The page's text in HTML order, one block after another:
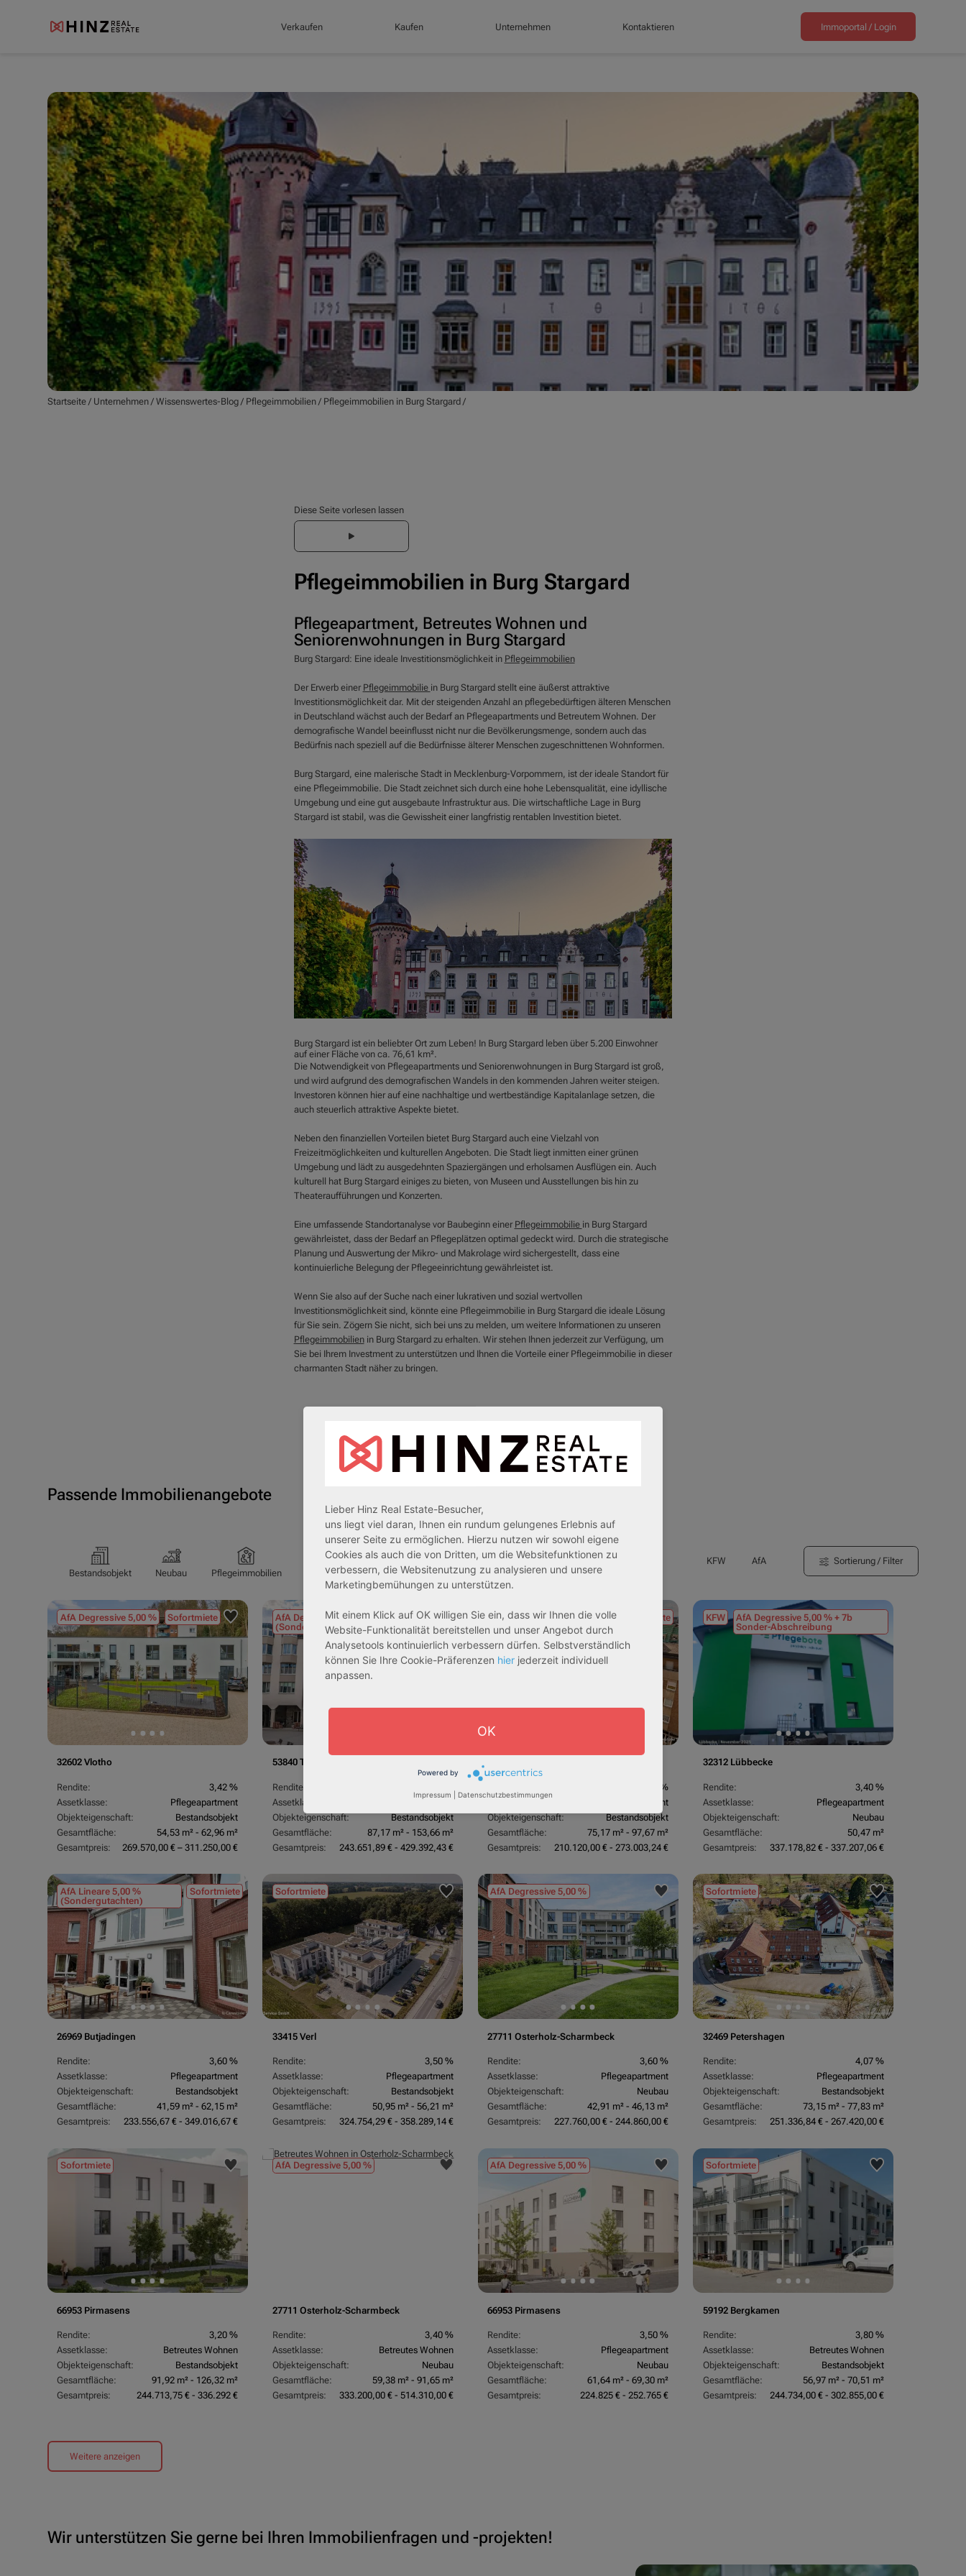
Verkaufen Kaufen Unternehmen Kontaktieren Immoportal / Login
Startseite / Unternehmen /Wissenswertes-Blog / Pflegeimmobilien / Pflegeimmobilien in Burg Stargard /
Diese Seite vorlesen lassen
Pflegeimmobilien in Burg Stargard
Pflegeapartment, Betreutes Wohnen und
Seniorenwohnungen in Burg Stargard
Burg Stargard: Eine ideale Investitionsmöglichkeit in Pflegeimmobilien
Der Erwerb einer Pflegeimmobilie in Burg Stargard stellt eine äußerst attraktive
Investitionsmöglichkeit dar. Mit der steigenden Anzahl an pflegebedürftigen älteren Menschen
in Deutschland wächst auch der Bedarf an Pflegeapartments und Betreutem Wohnen. Der
demografische Wandel beeinflusst nicht nur die Bevölkerungsmenge, sondern auch das
Bedürfnis nach speziell auf die Bedürfnisse älterer Menschen zugeschnittenen Wohnformen.
Burg Stargard, eine malerische Stadt in Mecklenburg-Vorpommern, ist der ideale Standort für
eine Pflegeimmobilie. Die Stadt zeichnet sich durch eine hohe Lebensqualität, eine idyllische
Umgebung und eine gut ausgebaute Infrastruktur aus. Die wirtschaftliche Lage in Burg
Stargard ist stabil, was die Gewissheit einer langfristig rentablen Investition bietet.
Burg Stargard ist ein beliebter Ort zum Leben! In Burg Stargard leben über 5.200 Einwohner
auf einer Fläche von ca. 76,61 km².
Die Notwendigkeit von Pflegeapartments und Seniorenwohnungen in Burg Stargard ist groß,
und wird aufgrund des demografischen Wandels in den kommenden Jahren weiter steigen.
Investoren können hier auf eine nachhaltige und wertbeständige Kapitalanlage setzen, die
auch steuerlich attraktive Aspekte bietet.
Neben den finanziellen Vorteilen bietet Burg Stargard auch eine Vielzahl von
Freizeitmöglichkeiten und kulturellen Angeboten. Die Stadt liegt inmitten einer grünen
Umgebung und lädt zu ausgedehnten Spaziergängen und erholsamen Ausflügen ein. Auch
kulturell hat Burg Stargard einiges zu bieten, von Museen und Ausstellungen bis hin zu
Theateraufführungen und Konzerten.
Eine umfassende Standortanalyse vor Baubeginn einer Pflegeimmobilie in Burg Stargard
gewährleistet, dass der Bedarf an Pflegeplätzen optimal gedeckt wird. Durch die strategische
Planung und Auswertung der Mikro- und Makrolage wird sichergestellt, dass eine
kontinuierliche Belegung der Pflegeeinrichtung gewährleistet ist.
Wenn Sie also auf der Suche nach einer lukrativen und sozial wertvollen
Investitionsmöglichkeit sind, könnte eine Pflegeimmobilie in Burg Stargard die ideale Lösung
für Sie sein. Zögern Sie nicht, sich bei uns zu melden, um weitere Informationen zu unseren
Pflegeimmobilienin Burg Stargard zu erhalten. Wir stehen Ihnen jederzeit zur Verfügung, um
Sie bei Ihrem Investment zu unterstützen und Ihnen die Vorteile einer Pflegeimmobilie in dieser
charmanten Stadt näher zu bringen.
Passende Immobilienangebote
Bestandsobjekt Neubau Pflegeimmobilien Pflegeapartments Senioren-/Betreutes Wohnen
KFW AfA Sortierung / Filter
AfA Degressive 5,00 % Sofortmiete
32602 Vlotho
Rendite:
3,42 %
Assetklasse:
Pflegeapartment
Objekteigenschaft:
Bestandsobjekt
Gesamtfläche:
54,53 m² - 62,96 m²
Gesamtpreis:
269.570,00 € – 311.250,00 €
AfA Degressive 5,00 %
(Sondergutachten)
Sofortmiete
53840 Troisdorf
Rendite:
Assetklasse:
Betreutes Wohnen
Objekteigenschaft:
Bestandsobjekt
Gesamtfläche:
87,17 m² - 153,66 m²
Gesamtpreis:
243.651,89 € - 429.392,43 €
AfA Lineare 5,00 %
(Sondergutachten)
Sofortmiete
3,70 %
Pflegeapartment
Objekteigenschaft:
Bestandsobjekt
Gesamtfläche:
75,17 m² - 97,67 m²
Gesamtpreis:
210.120,00 € - 273.003,24 €
KFW
AfA Degressive 5,00 % + 7b
Sonder-Abschreibung
32312 Lübbecke
Rendite:
3,40 %
Assetklasse:
Pflegeapartment
Objekteigenschaft:
Neubau
Gesamtfläche:
50,47 m²
Gesamtpreis:
337.178,82 € - 337.207,06 €
AfA Lineare 5,00 %
(Sondergutachten)
Sofortmiete
26969 Butjadingen
Rendite:
3,60 %
Assetklasse:
Pflegeapartment
Objekteigenschaft:
Bestandsobjekt
Gesamtfläche:
41,59 m² - 62,15 m²
Gesamtpreis:
233.556,67 € - 349.016,67 €
Sofortmiete
33415 Verl
Rendite:
3,50 %
Assetklasse:
Pflegeapartment
Objekteigenschaft:
Bestandsobjekt
Gesamtfläche:
50,95 m² - 56,21 m²
Gesamtpreis:
324.754,29 € - 358.289,14 €
AfA Degressive 5,00 %
27711 Osterholz-Scharmbeck
Rendite:
3,60 %
Assetklasse:
Pflegeapartment
Objekteigenschaft:
Neubau
Gesamtfläche:
42,91 m² - 46,13 m²
Gesamtpreis:
227.760,00 € - 244.860,00 €
Sofortmiete
32469 Petershagen
Rendite:
4,07 %
Assetklasse:
Pflegeapartment
Objekteigenschaft:
Bestandsobjekt
Gesamtfläche:
73,15 m² - 77,83 m²
Gesamtpreis:
251.336,84 € - 267.420,00 €
Sofortmiete
66953 Pirmasens
Rendite:
3,20 %
Assetklasse:
Betreutes Wohnen
Objekteigenschaft:
Bestandsobjekt
Gesamtfläche:
91,92 m² - 126,32 m²
Gesamtpreis:
244.713,75 € - 336.292 €
AfA Degressive 5,00 %
27711 Osterholz-Scharmbeck
Rendite:
3,40 %
Assetklasse:
Betreutes Wohnen
Objekteigenschaft:
Neubau
Gesamtfläche:
59,38 m² - 91,65 m²
Gesamtpreis:
333.200,00 € - 514.310,00 €
AfA Degressive 5,00 %
66953 Pirmasens
Rendite:
3,50 %
Assetklasse:
Pflegeapartment
Objekteigenschaft:
Neubau
Gesamtfläche:
61,64 m² - 69,30 m²
Gesamtpreis:
224.825 € - 252.765 €
Sofortmiete
59192 Bergkamen
Rendite:
3,80 %
Assetklasse:
Betreutes Wohnen
Objekteigenschaft:
Bestandsobjekt
Gesamtfläche:
56,97 m² - 70,51 m²
Gesamtpreis:
244.734,00 € - 302.855,00 €
Weitere anzeigen
Wir unterstützen Sie gerne bei Ihren Immobilienfragen und -projekten!
Lieber Hinz Real Estate-Besucher,
uns liegt viel daran, Ihnen ein rundum gelungenes Erlebnis auf
unserer Seite zu ermöglichen. Hierzu nutzen wir sowohl eigene
Cookies als auch die von Dritten, um die Websitefunktionen zu
verbessern, die Websitenutzung zu analysieren und unsere
Marketingbemühungen zu unterstützen.
Mit einem Klick auf OK willigen Sie ein, dass wir Ihnen die volle
Website-Funktionalität bereitstellen und unser Angebot durch
Analysetools kontinuierlich verbessern dürfen. Selbstverständlich
können Sie Ihre Cookie-Präferenzen hier jederzeit individuell
anpassen.
OK
Powered by
Impressum Datenschutzbestimmungen